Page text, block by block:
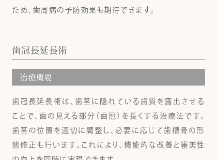
ため、歯周病の予防効果も期待できます。
歯冠長延長術
治療概要
歯冠長延長術は、歯茎に隠れている歯質を露出させる
ことで、歯の見える部分（歯冠）を長くする治療法です。
歯茎の位置を適切に調整し、必要に応じて歯槽骨の形
態修正も行います。これにより、機能的な改善と審美性